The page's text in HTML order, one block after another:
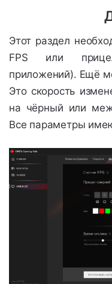
Этот раздел
FPS или
приложений). Ещё
Это скорость
на чёрный или
Все параметры